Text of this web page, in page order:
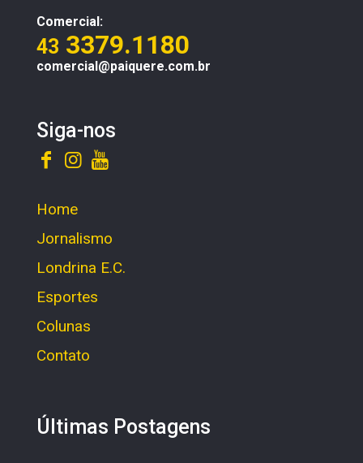
Comercial:
43 3379.1180
comercial@paiquere.com.br
Siga-nos
Home
Jornalismo
Londrina E.C.
Esportes
Colunas
Contato
Últimas Postagens